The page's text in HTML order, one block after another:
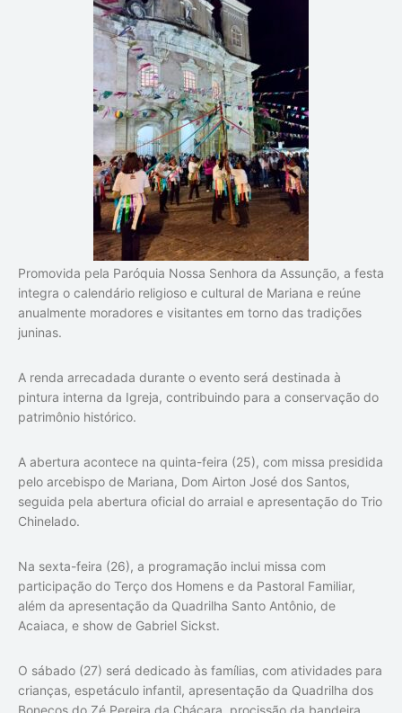
Promovida pela Paróquia Nossa Senhora da Assunção, a festa
integra o calendário religioso e cultural de Mariana e reúne
anualmente moradores e visitantes em torno das tradições
juninas.
A renda arrecadada durante o evento será destinada à
pintura interna da Igreja, contribuindo para a conservação do
patrimônio histórico.
A abertura acontece na quinta-feira (25), com missa presidida
pelo arcebispo de Mariana, Dom Airton José dos Santos,
seguida pela abertura oficial do arraial e apresentação do Trio
Chinelado.
Na sexta-feira (26), a programação inclui missa com
participação do Terço dos Homens e da Pastoral Familiar,
além da apresentação da Quadrilha Santo Antônio, de
Acaiaca, e show de Gabriel Sickst.
O sábado (27) será dedicado às famílias, com atividades para
crianças, espetáculo infantil, apresentação da Quadrilha dos
Bonecos do Zé Pereira da Chácara, procissão da bandeira,